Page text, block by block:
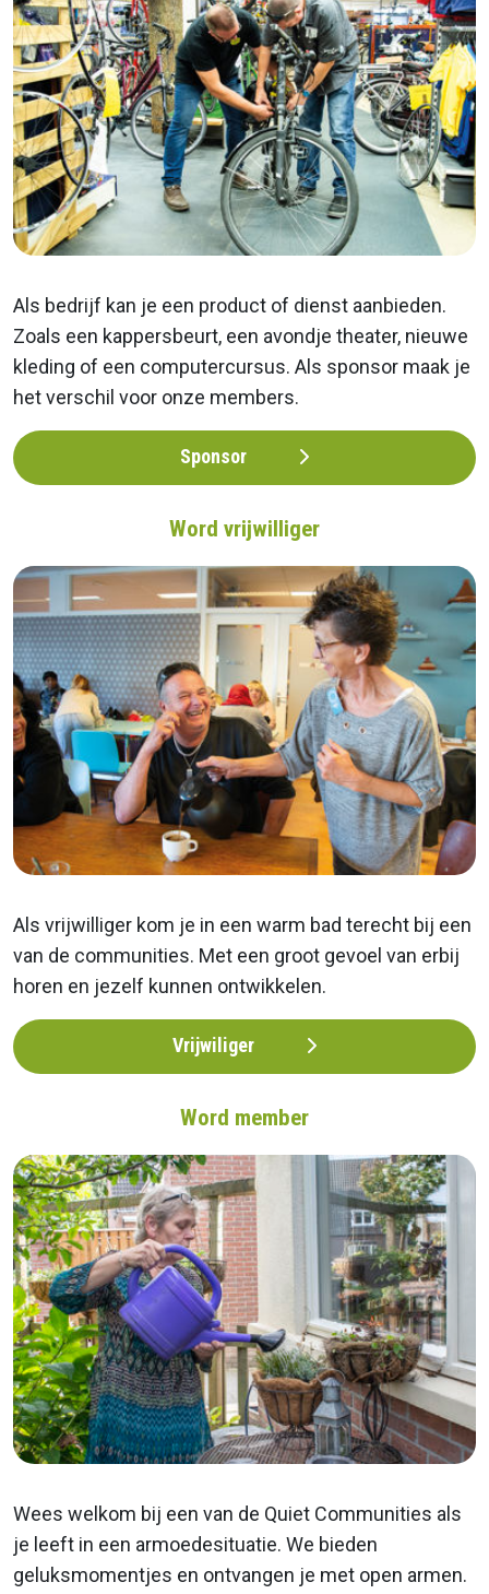
Als bedrijf kan je een product of dienst aanbieden.
Zoals een kappersbeurt, een avondje theater, nieuwe
kleding of een computercursus. Als sponsor maak je
het verschil voor onze members.
Sponsor
Word vrijwilliger
Als vrijwilliger kom je in een warm bad terecht bij een
van de communities. Met een groot gevoel van erbij
horen en jezelf kunnen ontwikkelen.
Vrijwiliger
Word member
Wees welkom bij een van de Quiet Communities als
je leeft in een armoedesituatie. We bieden
geluksmomentjes en ontvangen je met open armen.